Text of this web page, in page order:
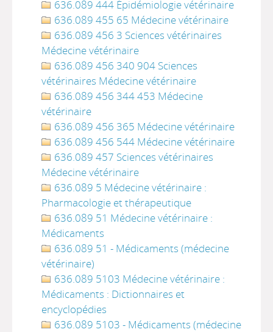
636.089 444 Épidémiologie vétérinaire
636.089 455 65 Médecine vétérinaire
636.089 456 3 Sciences vétérinaires
Médecine vétérinaire
636.089 456 340 904 Sciences
vétérinaires Médecine vétérinaire
636.089 456 344 453 Médecine
vétérinaire
636.089 456 365 Médecine vétérinaire
636.089 456 544 Médecine vétérinaire
636.089 457 Sciences vétérinaires
Médecine vétérinaire
636.089 5 Médecine vétérinaire :
Pharmacologie et thérapeutique
636.089 51 Médecine vétérinaire :
Médicaments
636.089 51 - Médicaments (médecine
vétérinaire)
636.089 5103 Médecine vétérinaire :
Médicaments : Dictionnaires et
encyclopédies
636.089 5103 - Médicaments (médecine